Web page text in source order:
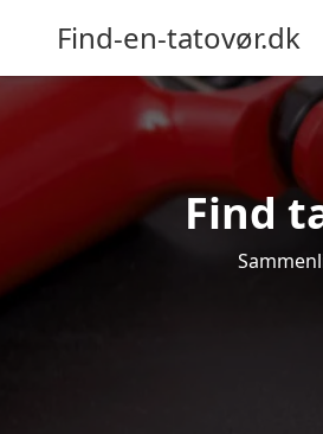
Find-en-tatovør.dk
Find